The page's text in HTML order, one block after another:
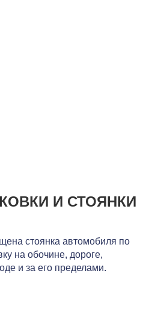
И СТОЯНКИ
стоянка автомобиля по
на обочине, дороге,
и за его пределами.